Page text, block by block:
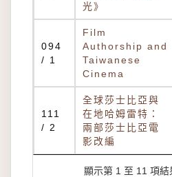
光》
094
/ 1
Film
Authorship and
Taiwanese
Cinema
111
/ 2
全球莎士比亞與
在地哈姆雷特：
兩部莎士比亞電
影改編
顯示第 1 至 11 項